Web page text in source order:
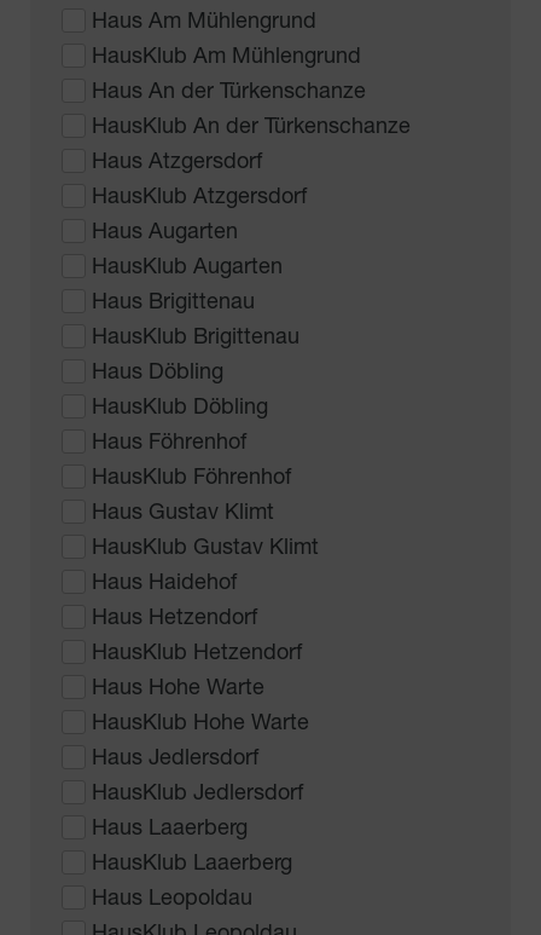
Haus Am Mühlengrund
HausKlub Am Mühlengrund
Haus An der Türkenschanze
HausKlub An der Türkenschanze
Haus Atzgersdorf
HausKlub Atzgersdorf
Haus Augarten
HausKlub Augarten
Haus Brigittenau
HausKlub Brigittenau
Haus Döbling
HausKlub Döbling
Haus Föhrenhof
HausKlub Föhrenhof
Haus Gustav Klimt
HausKlub Gustav Klimt
Haus Haidehof
Haus Hetzendorf
HausKlub Hetzendorf
Haus Hohe Warte
HausKlub Hohe Warte
Haus Jedlersdorf
HausKlub Jedlersdorf
Haus Laaerberg
HausKlub Laaerberg
Haus Leopoldau